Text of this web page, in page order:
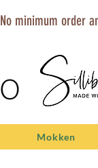
No minimum order
Mokken